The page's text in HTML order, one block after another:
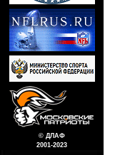
© ДЛАФ
2001-2023